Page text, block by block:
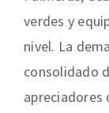
verdes y
nivel. La
consolidado
apreciadores